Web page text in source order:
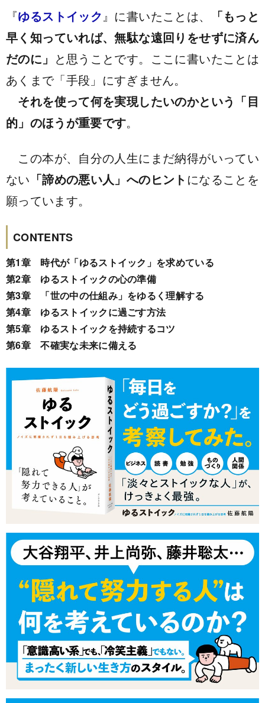
『ゆるストイック』に書いたことは、
「もっと
早く知っていれば、無駄な遠回りをせずに済ん
だのに」 と思うことです。ここに書いたことは
あくまで「手段」にすぎません。
それを使って何を実現したいのかという「目
的」のほうが重要です。
この本が、自分の人生にまだ納得がいってい
ない 「諦めの悪い人」へのヒント になることを
願っています。
CONTENTS
第1章 時代が「ゆるストイック」を求めている
第2章 ゆるストイックの心の準備
第3章 「世の中の仕組み」をゆるく理解する
第4章 ゆるストイックに過ごす方法
第5章 ゆるストイックを持続するコツ
第6章 不確実な未来に備える